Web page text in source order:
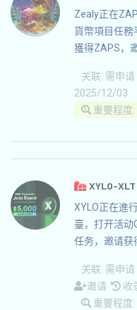
Zealy正在
貨幣項目任
獲得ZAPS，
关联: 需申请
2025/12/03
重要程度:
XYLO-
XYLO正在進
臺，打开活动
任务，邀请获
关联: 需申请
邀请
收
重要程度: